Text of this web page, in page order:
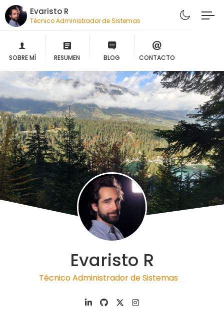
Evaristo R
Técnico Administrador de Sistemas
SOBRE MÍ RESUMEN BLOG CONTACTO
Evaristo R
Técnico Administrador de Sistemas |